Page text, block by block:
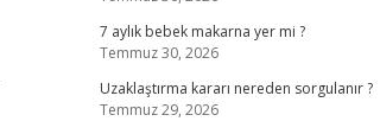
7 aylık bebek makarna yer mi ?
Temmuz 30, 2026
Uzaklaştırma kararı nereden sorgulanır ?
Temmuz 29, 2026